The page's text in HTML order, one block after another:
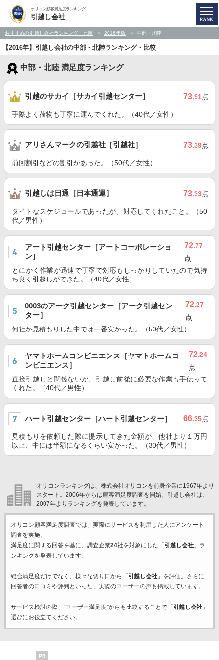
オリコン顧客満足度ランキング
引越し会社
おすすめの引越し会社ランキング・比較 2016年版 中部・北陸
【2016年】引越し会社の中部・北陸ランキング・比較
中部・北陸 満足度ランキング
引越のサカイ［サカイ引越センター］ 73.91点
手際よく荷物も丁寧に運んでくれた。（40代／女性）
アリさんマークの引越社［引越社］ 73.39点
前回割引などの割引があった。（50代／女性）
引越しは日通［日本通運］ 73.33点
タイトなスケジュールであったが、対応してくれたこと。（50
代／男性）
アート引越センター［アートコーポレーショ
ン］
72.77
点
とにかく作業が迅速で丁寧で対応もしっかりしていたので気持
ち良く引越しができた。（40代／女性）
0003のアーク引越センター［アーク引越セン
ター］
72.27
点
何社か見積もりした中では一番安かった。（50代／女性）
ヤマトホームコンビニエンス［ヤマトホームコ
ンビニエンス］
72.24
点
直接引越しと関係ないが、引越し前後に必要な作業も手伝って
くれた。（40代／男性）
ハート引越センター［ハート引越センター］ 66.35点
見積もりを依頼した際に提示してきた金額が、他社より１万円
以上、中には半額になるくらい安かった。（30代／男性）
オリコンランキングは、株式会社オリコンを前身企業に1967年より
スタート。2006年からは顧客満足度調査を開始。引越し会社は、
2007年よりランキングを発表しています。
オリコン顧客満足度調査では、実際にサービスを利用した 人にアンケート
調査を実施。
満足度に関する回答を基に、調査企業24社を対象にした「 引越し会社」ラ
ンキングを発表しています。
総合満足度だけでなく、様々な切り口から「 引越し会社」を評価。さらに
回答者の口コミや評判といった、実際のユーザーの声も掲載しています。
サービス検討の際、“ユーザー満足度”からも比較することで「 引越し会社」
選びにお役立てください。
PR